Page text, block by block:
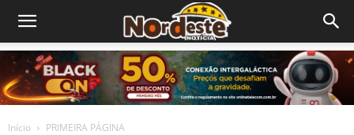
Início PRIMEIRA PÁGINA